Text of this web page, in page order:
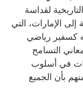
لقداسة
إلى الإمارات، التي
كسفير رياضي
التسامح
في أسلوب
بأن الجميع